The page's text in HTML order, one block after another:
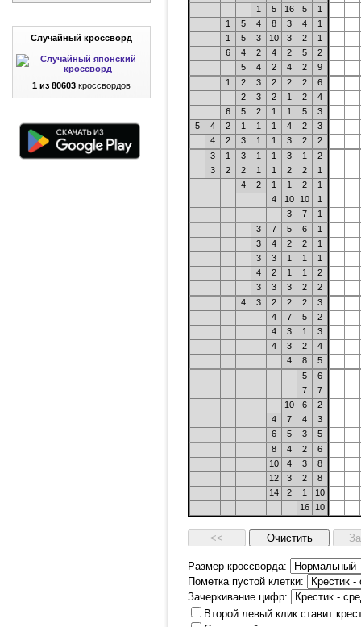
Случайный кроссворд
1 из 80603 кроссвордов
1
5 16 5
1
1
5 4 8 3 4
1
1
5 3 10 3 2
1
6
4 2 4 2 5
2
5
4 2 4 2
9
1
2 3 2 2 2
6
2
3 2 1 2
4
6
5 2 1 1 5
3
5
4 2 1 1 1 4 2
3
4
2 3 1 1 3 2
2
3
1 3 1 1 3 1
2
3
2 2 1 1 2 2
1
4
2 1 1 2
1
4
10 10
1
3
7
1
3
7 5 6
1
3
4 2 2
1
3
3 1 1
1
4
2 1 1
2
3
3 3 2
2
4
3 2 2 2
3
4
7 5
2
4
3 1
3
4
3 2
4
4
8
5
5
6
7
7
10
6
2
4
7 4
3
6
5 3
5
8
4 2
6
10
4 3
8
12
3 2
8
14
2 1
10
16
10
Размер кроссворда:
Пометка пустой клетки:
Зачеркивание цифр:
Второй левый клик ставит